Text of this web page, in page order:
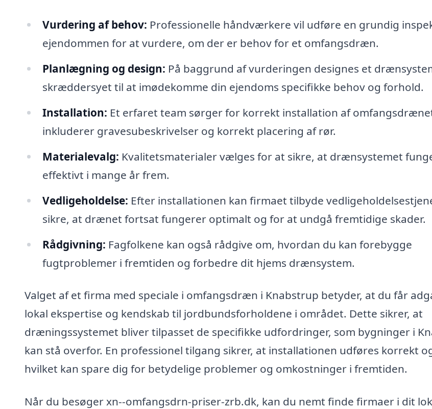
Vurdering af behov: Professionelle håndværkere vil udføre en grundig
ejendommen for at vurdere, om der er behov for et omfangsdræn.
Planlægning og design: På baggrund af vurderingen designes et
skræddersyet til at imødekomme din ejendoms specifikke behov og forhold.
Installation: Et erfaret team sørger for korrekt installation af
inkluderer gravesubeskrivelser og korrekt placering af rør.
Materialevalg: Kvalitetsmaterialer vælges for at sikre, at drænsystemet
effektivt i mange år frem.
Vedligeholdelse: Efter installationen kan firmaet tilbyde
sikre, at drænet fortsat fungerer optimalt og for at undgå fremtidige skader.
Rådgivning: Fagfolkene kan også rådgive om, hvordan du kan forebygge
fugtproblemer i fremtiden og forbedre dit hjems drænsystem.
Valget af et firma med speciale i omfangsdræn i Knabstrup betyder, at du får
lokal ekspertise og kendskab til jordbundsforholdene i området. Dette sikrer, at
dræningssystemet bliver tilpasset de specifikke udfordringer, som bygninger i
kan stå overfor. En professionel tilgang sikrer, at installationen udføres korrekt
hvilket kan spare dig for betydelige problemer og omkostninger i fremtiden.
Når du besøger xn--omfangsdrn-priser-zrb.dk, kan du nemt finde firmaer i dit